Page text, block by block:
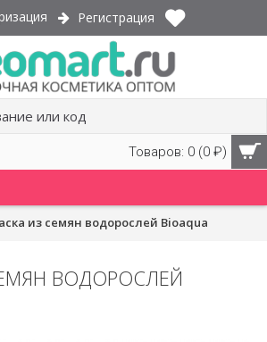
Регистрация
Товаров: 0 (0 ₽)
из семян водорослей Bioaqua
ВОДОРОСЛЕЙ